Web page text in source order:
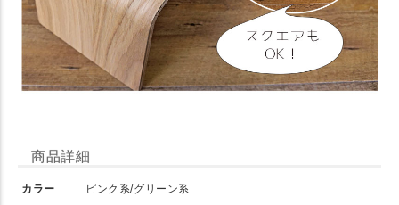
商品詳細
カラー
ピンク系/グリーン系